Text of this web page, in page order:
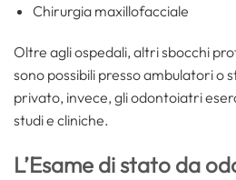
Chirurgia maxillofacciale
Oltre agli ospedali, altri sbocchi
sono possibili presso ambulatori o
privato, invece, gli odontoiatri
studi e cliniche.
L’Esame di stato da